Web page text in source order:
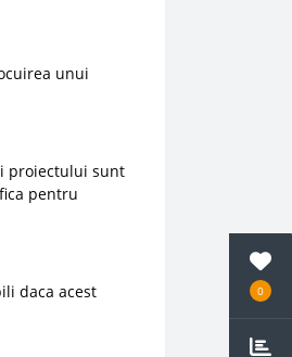
0
unui
proiectului sunt
pentru
daca acest